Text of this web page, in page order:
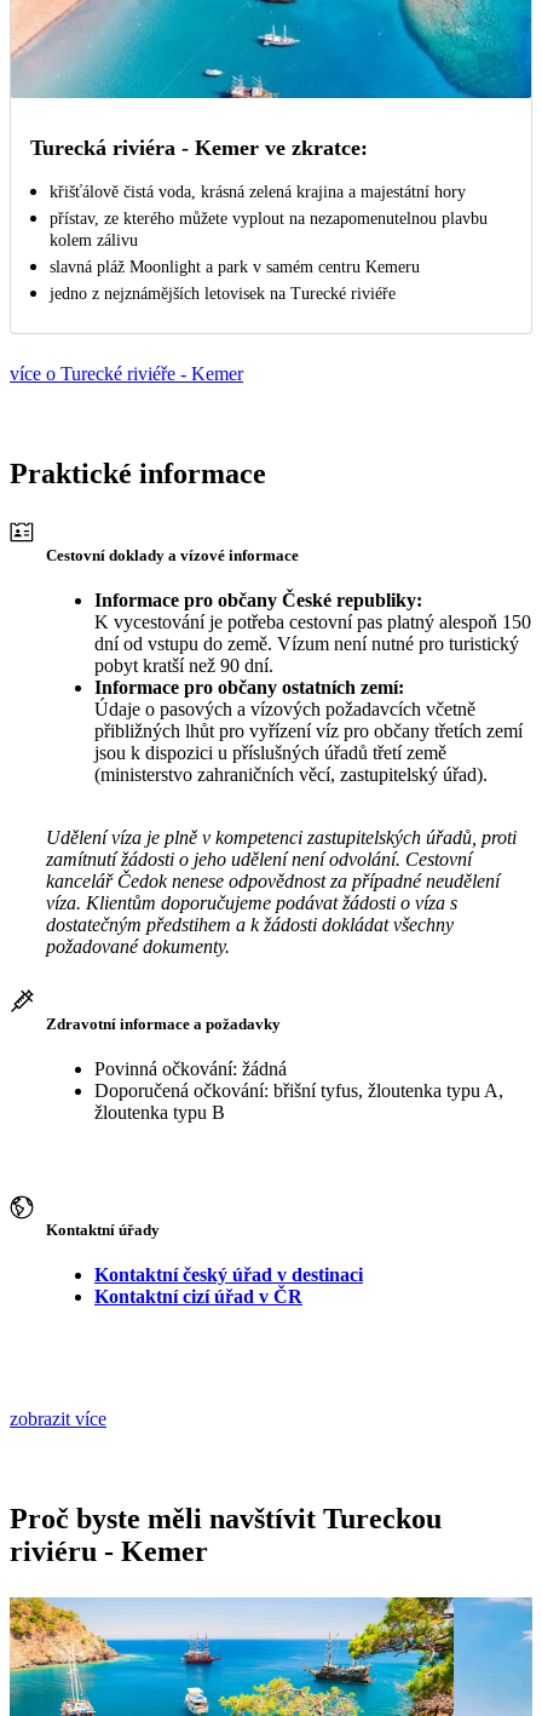
Turecká riviéra - Kemer ve zkratce:
křišťálově čistá voda, krásná zelená krajina a majestátní hory
přístav, ze kterého můžete vyplout na nezapomenutelnou plavbu
kolem zálivu
slavná pláž Moonlight a park v samém centru Kemeru
jedno z nejznámějších letovisek na Turecké riviéře
více o Turecké riviéře - Kemer
Praktické informace
Cestovní doklady a vízové informace
Informace pro občany České republiky:
K vycestování je potřeba cestovní pas platný alespoň 150
dní od vstupu do země. Vízum není nutné pro turistický
pobyt kratší než 90 dní.
Informace pro občany ostatních zemí:
Údaje o pasových a vízových požadavcích včetně
přibližných lhůt pro vyřízení víz pro občany třetích zemí
jsou k dispozici u příslušných úřadů třetí země
(ministerstvo zahraničních věcí, zastupitelský úřad).
Udělení víza je plně v kompetenci zastupitelských úřadů, proti
zamítnutí žádosti o jeho udělení není odvolání. Cestovní
kancelář Čedok nenese odpovědnost za případné neudělení
víza. Klientům doporučujeme podávat žádosti o víza s
dostatečným předstihem a k žádosti dokládat všechny
požadované dokumenty.
Zdravotní informace a požadavky
Povinná očkování: žádná
Doporučená očkování: břišní tyfus, žloutenka typu A,
žloutenka typu B
Kontaktní úřady
Kontaktní český úřad v destinaci
Kontaktní cizí úřad v ČR
zobrazit více
Proč byste měli navštívit Tureckou
riviéru - Kemer